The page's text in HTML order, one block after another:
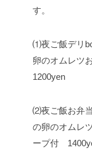
す。
⑴夜ご飯デリ
卵のオムレツ
1200yen
⑵夜ご飯お弁
の卵のオムレ
ープ付